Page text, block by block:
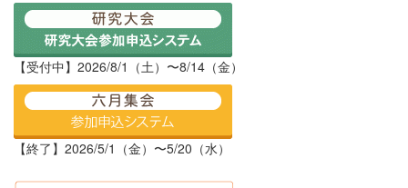
【受付中】2026/8/1（土）〜8/14（金）
【終了】2026/5/1（金）〜5/20（水）